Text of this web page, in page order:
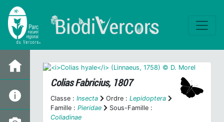
ColiasFabricius, 1807
Classe : Insecta Ordre : Lepidoptera
Famille : Pieridae
Sous-Famille :
Coliadinae